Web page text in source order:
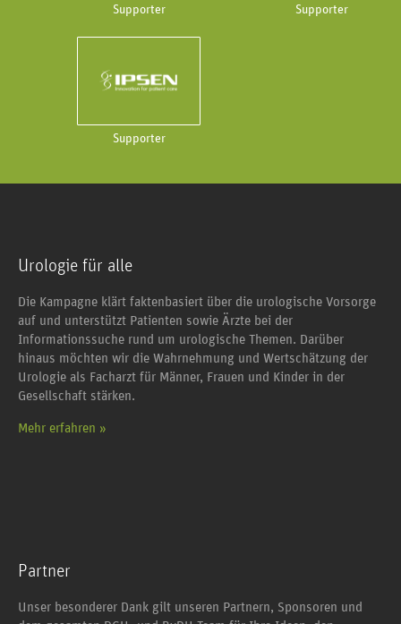
Supporter Supporter
Supporter
Urologie für alle
Die Kampagne klärt faktenbasiert über die urologische Vorsorge
auf und unterstützt Patienten sowie Ärzte bei der
Informationssuche rund um urologische Themen. Darüber
hinaus möchten wir die Wahrnehmung und Wertschätzung der
Urologie als Facharzt für Männer, Frauen und Kinder in der
Gesellschaft stärken.
Mehr erfahren »
Partner
Unser besonderer Dank gilt unseren Partnern, Sponsoren und